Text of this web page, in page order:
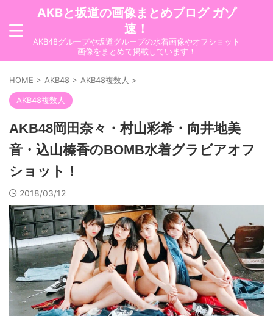
AKBと坂道の画像まとめブログ ガゾ
速！
AKB48グループや坂道グループの水着画像やオフショット
画像をまとめて掲載しています！
HOME > AKB48 > AKB48複数人 >
AKB48複数人
AKB48岡田奈々・村山彩希・向井地美
音・込山榛香のBOMB水着グラビアオフ
ショット！
2018/03/12